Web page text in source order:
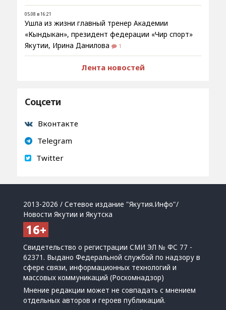
05.08 в 16:21
Ушла из жизни главный тренер Академии
«Кындыкан», президент федерации «Чир спорт»
Якутии, Ирина Данилова
1
Лента новостей
Соцсети
Вконтакте
Telegram
Twitter
2013-2026 / Сетевое издание "Якутия.Инфо"/
Новости Якутии и Якутска
Свидетельство о регистрации СМИ ЭЛ № ФС 77 -
62371. Выдано Федеральной службой по надзору в
сфере связи, информационных технологий и
массовых коммуникаций (Роскомнадзор)
Мнение редакции может не совпадать с мнением
отдельных авторов и героев публикаций.